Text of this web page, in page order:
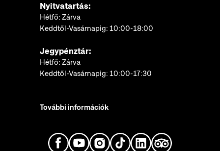
Nyitvatartás:
Hétfő: Zárva
Keddtől-Vasárnapig: 10:00-18:00
Jegypénztár:
Hétfő: Zárva
Keddtől-Vasárnapig: 10:00-17:30
További információk